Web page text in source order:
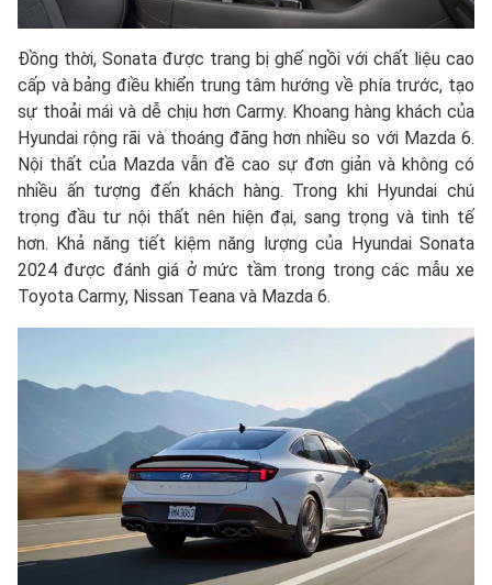
Đồng thời, Sonata được trang bị ghế ngồi với chất liệu cao
cấp và bảng điều khiển trung tâm hướng về phía trước, tạo
sự thoải mái và dễ chịu hơn Carmy. Khoang hàng khách của
Hyundai rộng rãi và thoáng đãng hơn nhiều so với Mazda 6.
Nội thất của Mazda vẫn đề cao sự đơn giản và không có
nhiều ấn tượng đến khách hàng. Trong khi Hyundai chú
trọng đầu tư nội thất nên hiện đại, sang trọng và tinh tế
hơn. Khả năng tiết kiệm năng lượng của Hyundai Sonata
2024 được đánh giá ở mức tầm trong trong các mẫu xe
Toyota Carmy, Nissan Teana và Mazda 6.